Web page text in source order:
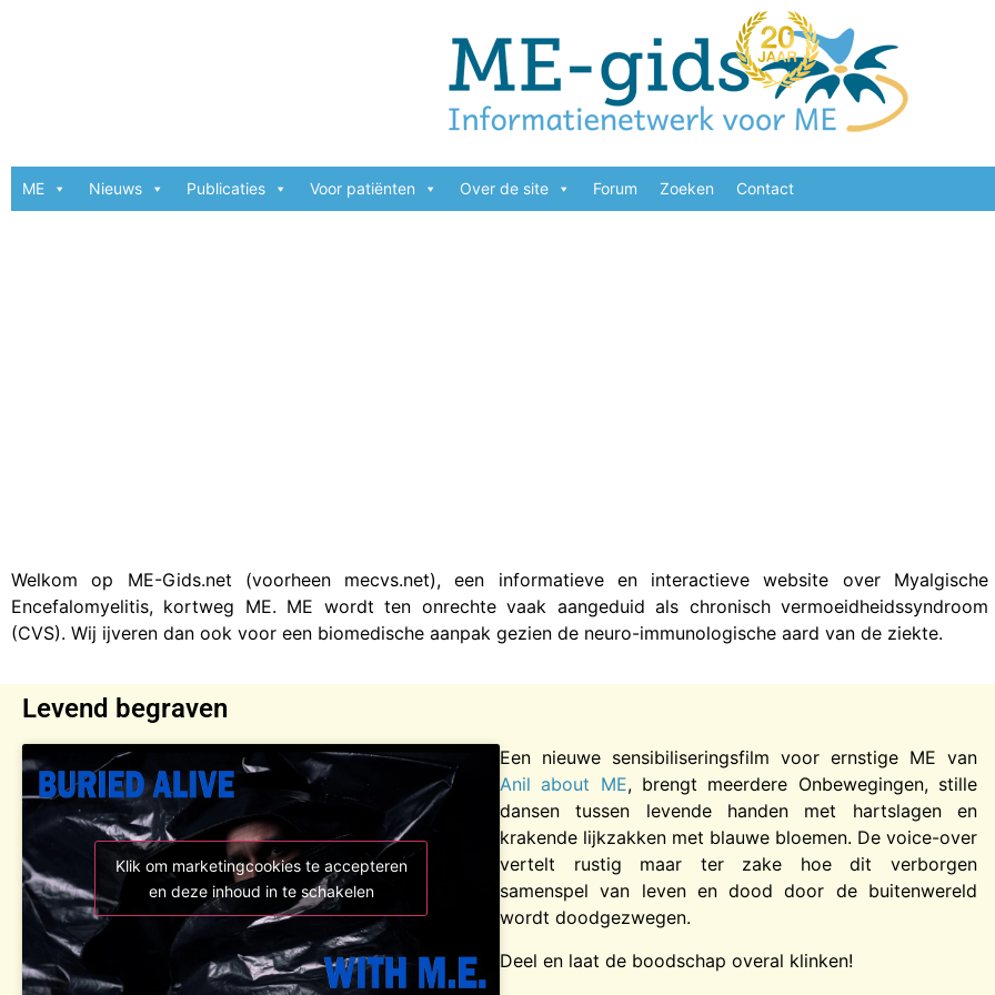
ME Nieuws Publicaties Voor patiënten Over de site Forum Zoeken Contact
Welkom op ME-Gids.net (voorheen mecvs.net), een informatieve en interactieve website over Myalgische
Encefalomyelitis, kortweg ME. ME wordt ten onrechte vaak aangeduid als chronisch vermoeidheidssyndroom
(CVS). Wij ijveren dan ook voor een biomedische aanpak gezien de neuro-immunologische aard van de ziekte.
Levend begraven
Klik om marketingcookies te accepteren
en deze inhoud in te schakelen
Een nieuwe sensibiliseringsfilm voor ernstige ME van
Anil about ME, brengt meerdere Onbewegingen, stille
dansen tussen levende handen met hartslagen en
krakende lijkzakken met blauwe bloemen. De voice-over
vertelt rustig maar ter zake hoe dit verborgen
samenspel van leven en dood door de buitenwereld
wordt doodgezwegen.
Deel en laat de boodschap overal klinken!